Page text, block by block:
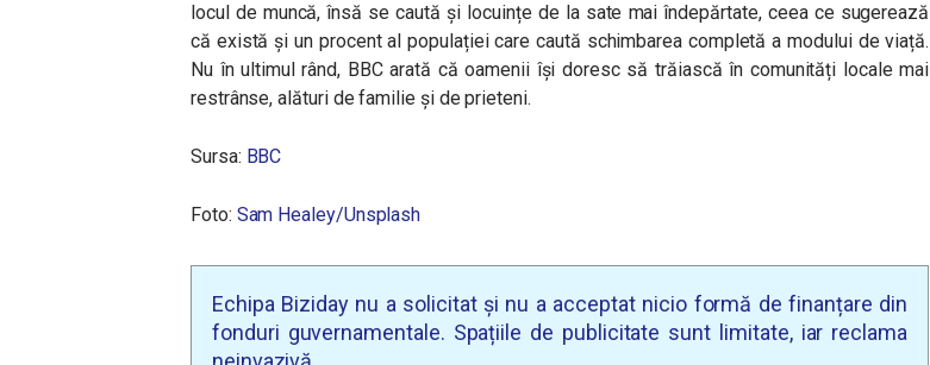
locul de muncă, însă se caută și locuințe de la sate mai îndepărtate, ceea ce sugerează
că există și un procent al populației care caută schimbarea completă a modului de viață.
Nu în ultimul rând, BBC arată că oamenii își doresc să trăiască în comunități locale mai
restrânse, alături de familie și de prieteni.
Sursa: BBC
Foto: Sam Healey/Unsplash
Echipa Biziday nu a solicitat și nu a acceptat nicio formă de finanțare din
fonduri guvernamentale. Spațiile de publicitate sunt limitate, iar reclama